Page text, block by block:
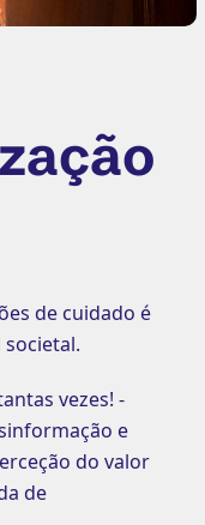
de cuidado é
vezes! -
e
do valor
de